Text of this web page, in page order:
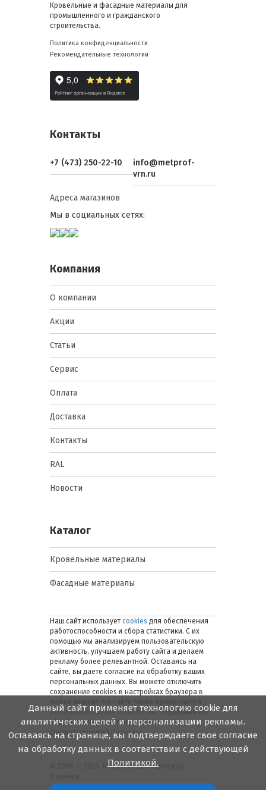
Кровельные и фасадные материалы для
промышленного и гражданского
строительства.
Политика конфиденциальности
Рекомендательные технологии
Контакты
+7 (473) 250-22-10
info@metprof-
vrn.ru
Адреса магазинов
Мы в социальных сетях:
Компания
О компании
Акции
Статьи
Сервис
Оплата
Доставка
Контакты
RAL
Новости
Каталог
Кровельные материалы
Фасадные материалы
Наш сайт использует cookies для обеспечения
работоспособности и сбора статистики. С их
помощью мы анализируем пользовательскую
активность, улучшаем работу сайта и делаем
рекламу более релевантной. Оставаясь на
сайте, вы даете согласие на обработку ваших
персональных данных. Вы можете отключить
сохранение cookies в настройках браузера в
рекомендательные технологии. Подробнее об
обработке персональных данных — в
соответствующей
Политике.
© 2006 — 2026. Металлинвест Профиль.
Данный сайт применяет технологию cookie для
аналитических целей и персонализации рекламы.
Оставаясь на странице, вы подтверждаете свое согласие
на обработку данных в соответствии с действующей
Политикой.